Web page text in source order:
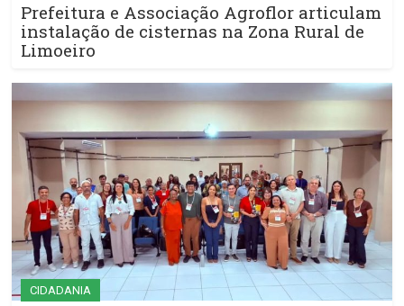
Prefeitura e Associação Agroflor articulam
instalação de cisternas na Zona Rural de
Limoeiro
CIDADANIA